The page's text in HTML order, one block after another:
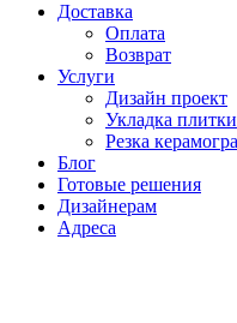
Доставка
Оплата
Возврат
Услуги
Дизайн проект
Укладка плитки
Резка
Блог
Готовые решения
Дизайнерам
Адреса